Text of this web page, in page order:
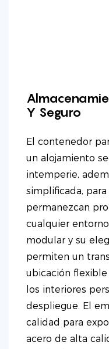
Y Seguro
El contenedor
un alojamiento
intemperie,
simplificada,
permanezcan
cualquier
modular y su
permiten un
ubicación
los interiores
despliegue. El
calidad para
acero de alta